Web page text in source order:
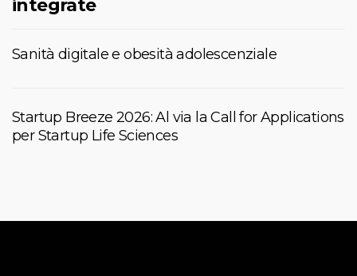
integrate
Sanità digitale e obesità adolescenziale
Startup Breeze 2026: Al via la Call for Applications
per Startup Life Sciences